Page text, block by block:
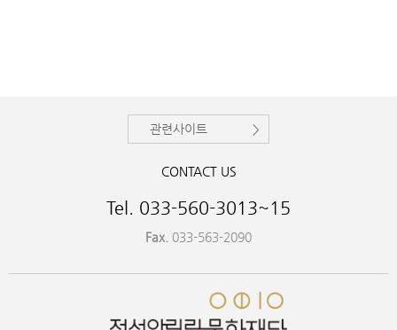
관련사이트
CONTACT US
Tel. 033-560-3013~15
Fax. 033-563-2090